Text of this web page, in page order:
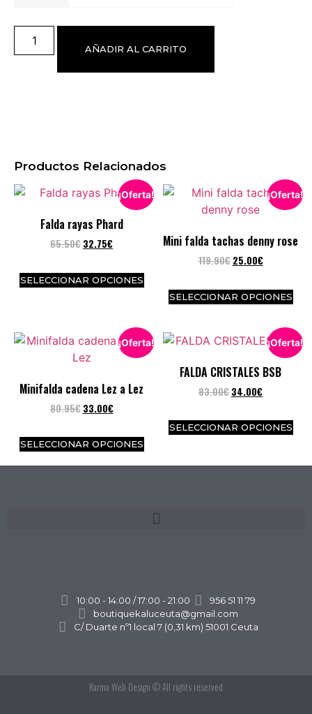
AÑADIR AL CARRITO
Productos Relacionados
¡Oferta!
Falda rayas Phard
65.50€ 32.75€
SELECCIONAR OPCIONES
¡Oferta!
Mini falda tachas denny rose
119.90€ 25.00€
SELECCIONAR OPCIONES
¡Oferta!
Minifalda cadena Lez a Lez
80.95€ 33.00€
SELECCIONAR OPCIONES
¡Oferta!
FALDA CRISTALES BSB
83.00€ 34.00€
SELECCIONAR OPCIONES
10:00 - 14:00 / 17:00 - 21:00
956 51 11 79
boutiquekaluceuta@gmail.com
C/ Duarte nº1 local 7 (0,31 km) 51001 Ceuta
Karma Web Design © All rights reserved